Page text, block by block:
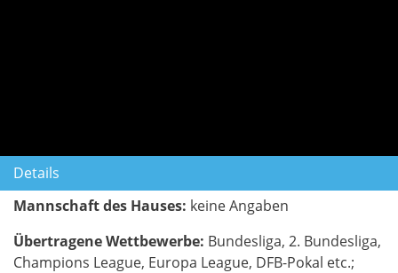
Details
Mannschaft des Hauses: keine Angaben
Übertragene Wettbewerbe: Bundesliga, 2. Bundesliga,
Champions League, Europa League, DFB-Pokal etc.;